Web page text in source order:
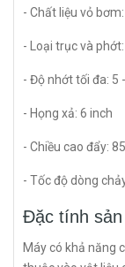
- Chất liệu vỏ
- Loại trục và
- Độ nhớt tối đa: 5
- Họng xả: 6 inch
- Chiều cao đẩy:
- Tốc độ dòng
Đặc tính sản
Máy có khả năng